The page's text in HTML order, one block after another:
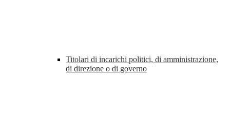
Titolari di incarichi politici, di amministrazione,
di direzione o di governo